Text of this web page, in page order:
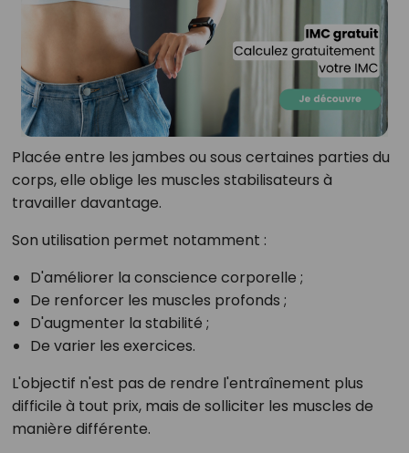
Placée entre les jambes ou sous certaines parties du
corps, elle oblige les muscles stabilisateurs à
travailler davantage.
Son utilisation permet notamment :
D'améliorer la conscience corporelle ;
De renforcer les muscles profonds ;
D'augmenter la stabilité ;
De varier les exercices.
L'objectif n'est pas de rendre l'entraînement plus
difficile à tout prix, mais de solliciter les muscles de
manière différente.